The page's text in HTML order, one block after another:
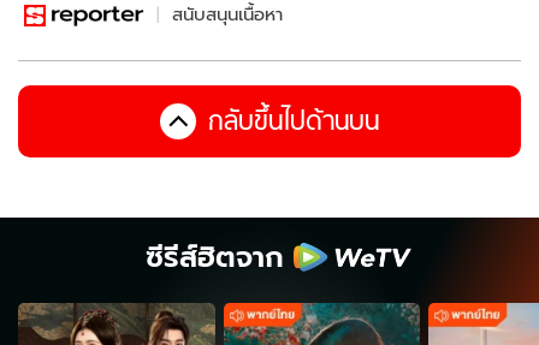
สนับสนุนเนื้อหา
กลับขึ้นไปด้านบน
ซีรีส์ฮิตจาก